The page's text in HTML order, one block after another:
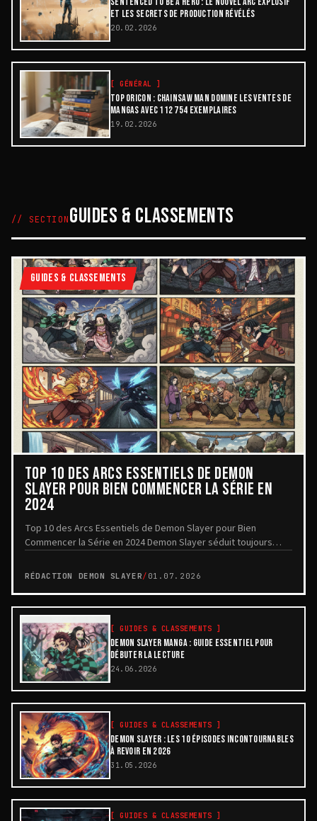
ET LES SECRETS DE PRODUCTION RÉVÉLÉS
20.02.2026
[ GÉNÉRAL ]
TOP ORICON : CHAINSAW MAN DOMINE LES VENTES DE
MANGAS AVEC 112 754 EXEMPLAIRES
19.02.2026
// SECTIONGUIDES & CLASSEMENTS
GUIDES & CLASSEMENTS
TOP 10 DES ARCS ESSENTIELS DE DEMON
SLAYER POUR BIEN COMMENCER LA SÉRIE EN
2024
Top 10 des Arcs Essentiels de Demon Slayer pour Bien
Commencer la Série en 2024 Demon Slayer séduit toujours
RÉDACTION DEMON SLAYER/ 01.07.2026
[ GUIDES & CLASSEMENTS ]
DEMON SLAYER MANGA : GUIDE ESSENTIEL POUR
DÉBUTER LA LECTURE
24.06.2026
[ GUIDES & CLASSEMENTS ]
DEMON SLAYER : LES 10 ÉPISODES INCONTOURNABLES
À REVOIR EN 2026
31.05.2026
[ GUIDES & CLASSEMENTS ]